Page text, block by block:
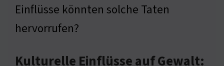
Einflüsse könnten solche Taten
hervorrufen?
Kulturelle Einflüsse auf Gewalt: